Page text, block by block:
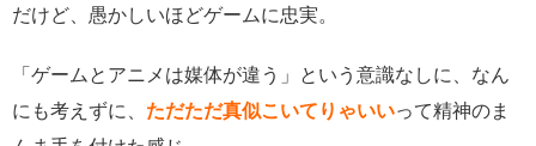
だけど、愚かしいほどゲームに忠実。
「ゲームとアニメは媒体が違う」という意識なしに、なん
にも考えずに、 ただただ真似こいてりゃいいって精神のま